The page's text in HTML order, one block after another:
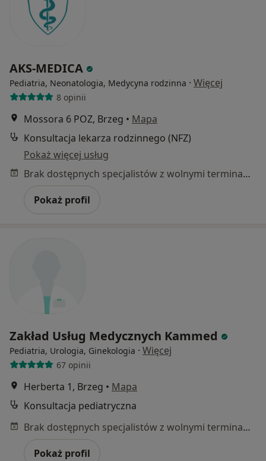
AKS-MEDICA
Pediatria, Neonatologia, Medycyna rodzinna · Więcej
8 opinii
Mossora 6 POZ, Brzeg • Mapa
Konsultacja lekarza rodzinnego (NFZ)
Pokaż więcej usług
Brak dostępnych specjalistów z wolnymi terminami w tym centrum medycznym.
Pokaż profil
Zakład Usług Medycznych Kammed
Pediatria, Urologia, Ginekologia · Więcej
67 opinii
Herberta 1, Brzeg • Mapa
Konsultacja pediatryczna
Brak dostępnych specjalistów z wolnymi terminami w tym centrum medycznym.
Pokaż profil